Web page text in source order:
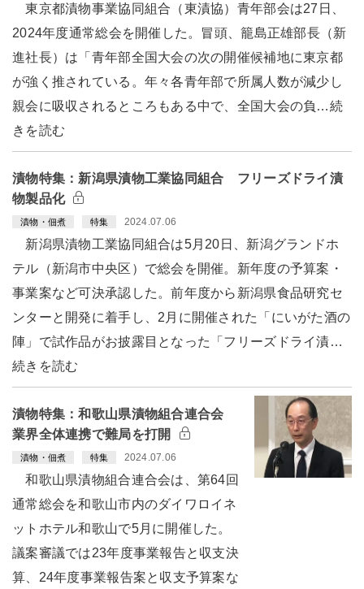
東京都漬物事業協同組合（東漬協）青年部会は27日、
2024年度通常総会を開催した。冒頭、籠島正雄部長（新
進社長）は「青年部全国大会の次の開催候補地に東京都
が強く推されている。年々各青年部で所属人数が減少し
親会に吸収されるところもある中で、全国大会の負…続
きを読む
漬物特集：新潟県漬物工業協同組合 フリーズドライ漬
物製品化
漬物・佃煮 特集 2024.07.06
新潟県漬物工業協同組合は5月20日、新潟グランドホ
テル（新潟市中央区）で総会を開催。新年度の予算案・
事業案など可決承認した。前年度から新潟県食品研究セ
ンターと開発に着手し、2月に開催された「にいがた酒の
陣」で試作品がお披露目となった「フリーズドライ漬…
続きを読む
漬物特集：和歌山県漬物組合連合会
業界全体連携で難局を打開
漬物・佃煮 特集 2024.07.06
和歌山県漬物組合連合会は、第64回
通常総会を和歌山市内のダイワロイネ
ットホテル和歌山で5月に開催した。
議案審議では23年度事業報告と収支決
算、24年度事業報告案と収支予算案な